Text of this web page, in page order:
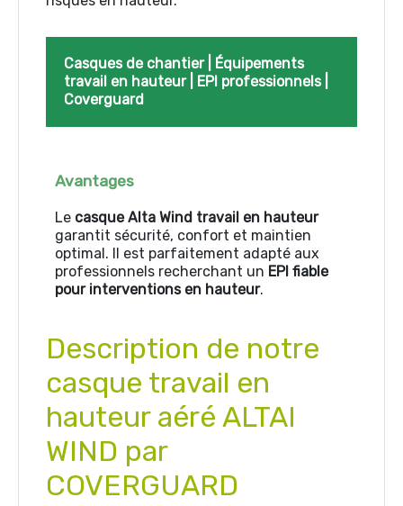
Casques de chantier| Équipements
travail en hauteur| EPI professionnels|
Coverguard
Avantages
Le casque Alta Wind travail en hauteur
garantit sécurité, confort et maintien
optimal. Il est parfaitement adapté aux
professionnels recherchant un EPI fiable
pour interventions en hauteur.
Description de notre
casque travail en
hauteur aéré ALTAI
WIND par
COVERGUARD